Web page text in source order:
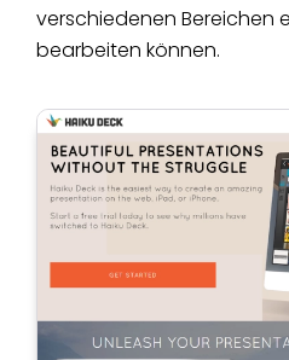
verschiedenen Bereichen
bearbeiten können.